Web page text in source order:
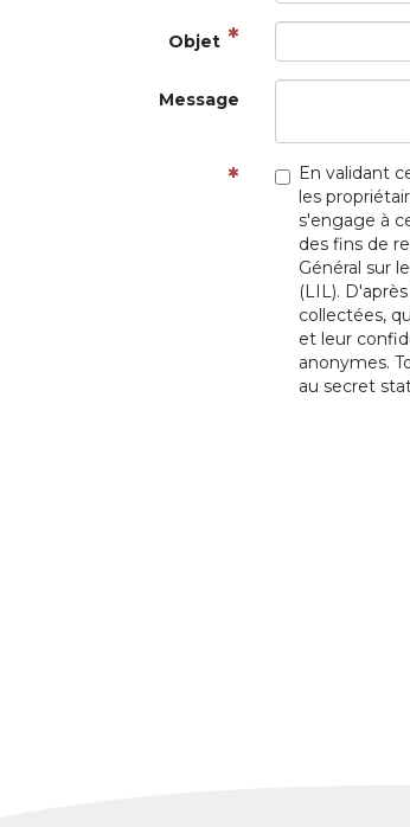
Objet
Message
En validant
les
s'engage à
des fins de
Général sur
(LIL).
collectées,
et leur
anonymes.
au secret